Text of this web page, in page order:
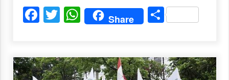
Facebook
Twitter
WhatsApp
Share Share